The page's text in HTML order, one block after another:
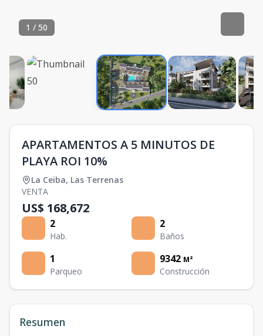
1 / 50
APARTAMENTOS A 5 MINUTOS DE
PLAYA ROI 10%
La Ceiba, Las Terrenas
VENTA
US$ 168,672
2
Hab.
2
Baños
1
Parqueo
9342 M²
Construcción
Resumen